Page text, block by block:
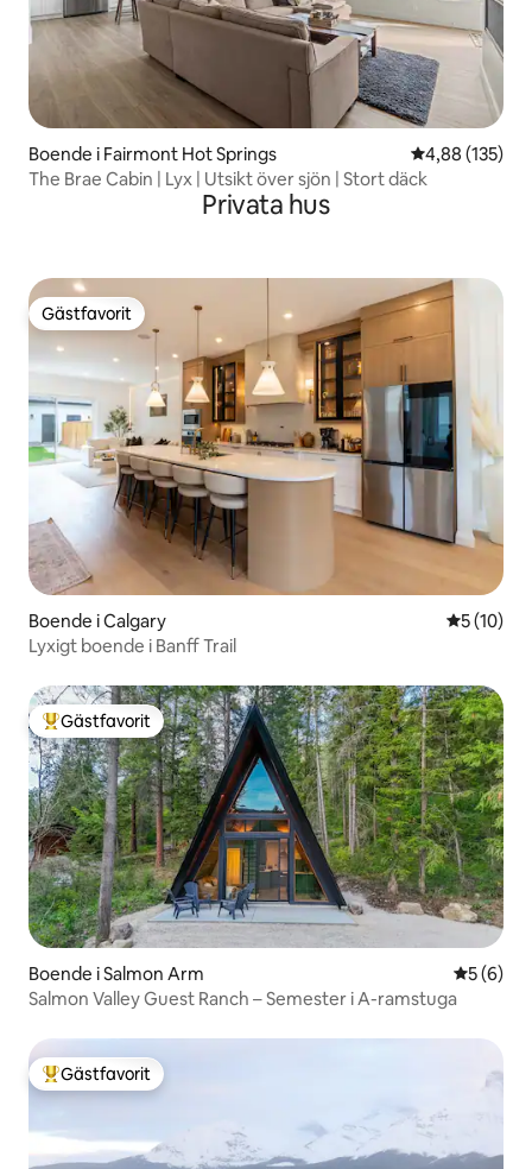
Boende i Fairmont Hot Springs 4,88 av 5 i
4,88 (135)
The Brae Cabin | Lyx | Utsikt över sjön | Stort däck
Privata hus
Gästfavorit
Gästfavorit
Boende i Calgary 5 av 5 i
5 (10)
Lyxigt boende i Banff Trail
Populär gästfavorit
Gästfavorit
Boende i Salmon Arm 5 av 5 i
5 (6)
Salmon Valley Guest Ranch – Semester i A-ramstuga
Populär gästfavorit
Gästfavorit